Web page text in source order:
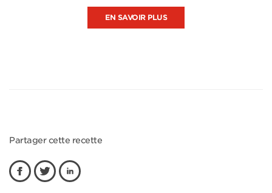
EN SAVOIR PLUS
Partager cette recette